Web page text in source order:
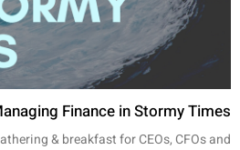
Finance in Stormy Times
& breakfast for CEOs, CFOs and